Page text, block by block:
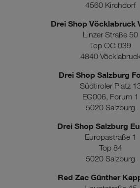
4560 Kirchdorf
Drei Shop Vöcklabruck
Linzer Straße 50
Top OG 039
4840
Drei Shop Salzburg
Südtiroler Platz
EG006, Forum 1
5020 Salzburg
Drei Shop Salzburg
Europastraße 1
Top 84
5020 Salzburg
Red Zac Günther